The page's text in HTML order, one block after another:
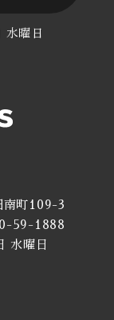
曜日
町109-3
59-1888
水曜日